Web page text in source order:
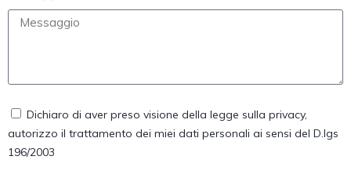
Dichiaro di aver preso visione della legge sulla privacy,
autorizzo il trattamento dei miei dati personali ai sensi del D.lgs
196/2003